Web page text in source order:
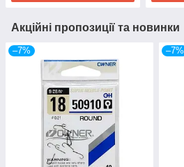
Акційні пропозиції та новинки
–7% –7%